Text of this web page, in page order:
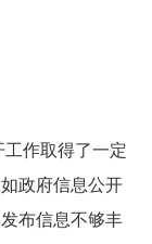
作取得了一定
政府信息公开
布信息不够丰